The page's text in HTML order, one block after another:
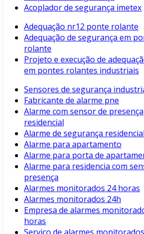
Acoplador de segurança imetex
Adequação nr12 ponte rolante
Adequação de segurança em
rolante
Projeto e execução de
em pontes rolantes industriais
Sensores de segurança
Fabricante de alarme pne
Alarme com sensor de presença
residencial
Alarme de segurança residencial
Alarme para apartamento
Alarme para porta de
Alarme para residencia com
presença
Alarmes monitorados 24 horas
Alarmes monitorados 24h
Empresa de alarmes
horas